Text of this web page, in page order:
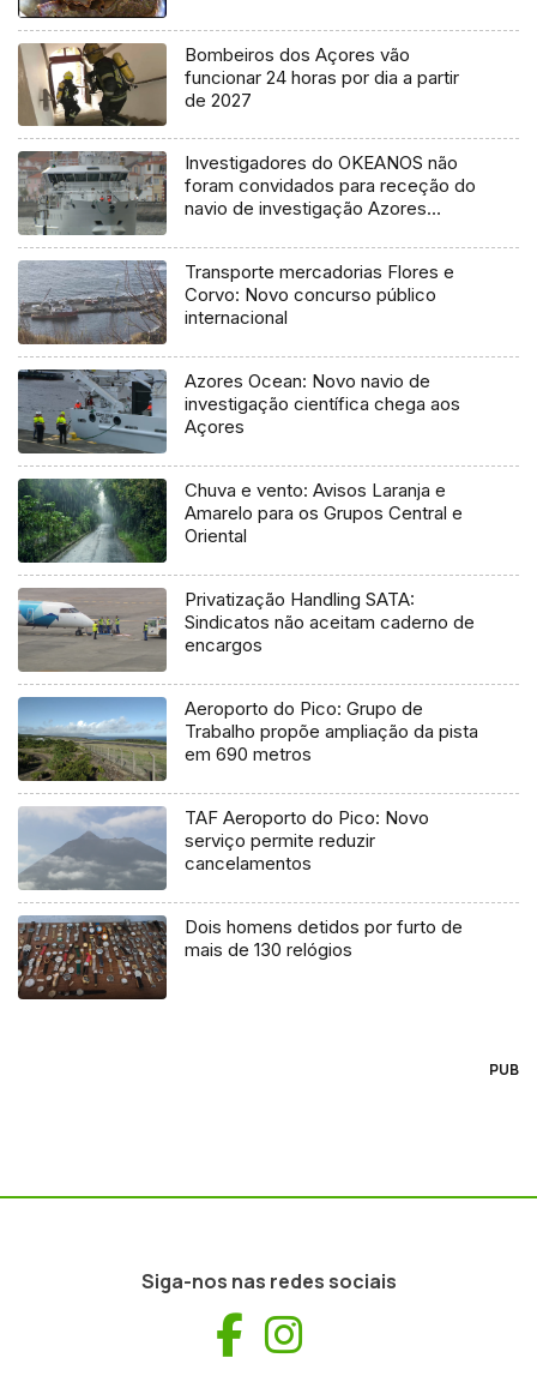
Bombeiros dos Açores vão
funcionar 24 horas por dia a partir
de 2027
Investigadores do OKEANOS não
foram convidados para receção do
navio de investigação Azores
Transporte mercadorias Flores e
Corvo: Novo concurso público
internacional
Azores Ocean: Novo navio de
investigação científica chega aos
Açores
Chuva e vento: Avisos Laranja e
Amarelo para os Grupos Central e
Oriental
Privatização Handling SATA:
Sindicatos não aceitam caderno de
encargos
Aeroporto do Pico: Grupo de
Trabalho propõe ampliação da pista
em 690 metros
TAF Aeroporto do Pico: Novo
serviço permite reduzir
cancelamentos
Dois homens detidos por furto de
mais de 130 relógios
PUB
Siga-nos nas redes sociais
Facebook